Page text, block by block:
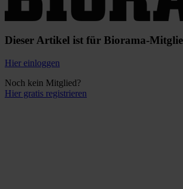
Dieser Artikel ist für Biorama-
Hier einloggen
Noch kein Mitglied?
Hier gratis registrieren